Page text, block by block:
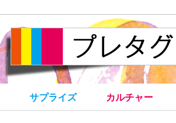
サプライズ カルチャー